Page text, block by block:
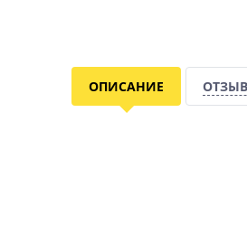
ОПИСАНИЕ